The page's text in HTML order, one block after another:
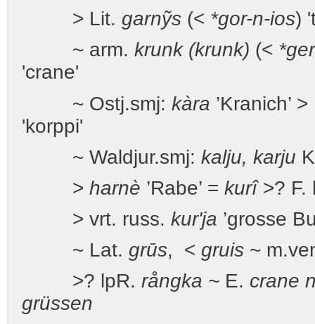
> Lit. garnỹs (< *gor-n-ios)
~ arm. krunk (krunk) (<
'crane'
~ Ostj.smj: kàra ’Kranich’
'korppi'
~ Waldjur.smj: kalju, karju
> harnè ’Rabe’ = kurî>? F.
> vrt. russ. kur'ja ’grosse
~ Lat. grūs, < gruis ~
>? lpR. rångka ~ E. crane
grüssen